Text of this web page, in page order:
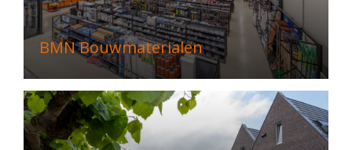
BMN Bouwmaterialen